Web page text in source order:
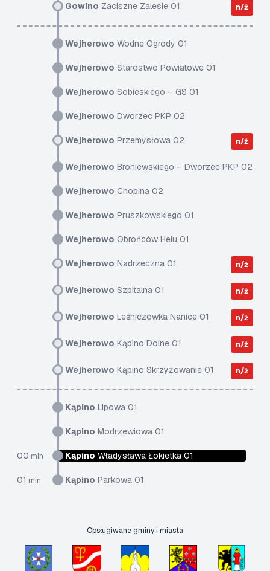
Gowino Zaciszne Zalesie 01 n/ż
Wejherowo Wodne Ogrody 01
Wejherowo Starostwo Powiatowe 01
Wejherowo Sobieskiego – GS 01
Wejherowo Dworzec PKP 02
Wejherowo Przemysłowa 02 n/ż
Wejherowo Broniewskiego – Dworzec PKP 02
Wejherowo Chopina 02
Wejherowo Pruszkowskiego 01
Wejherowo Obrońców Helu 01
Wejherowo Nadrzeczna 01 n/ż
Wejherowo Szpitalna 01 n/ż
Wejherowo Leśniczówka Nanice 01 n/ż
Wejherowo Kąpino Dolne 01 n/ż
Wejherowo Kąpino Skrzyżowanie 01 n/ż
Kąpino Lipowa 01
Kąpino Modrzewiowa 01
00 min Kąpino Władysława Łokietka 01
01 min Kąpino Parkowa 01
Obsługiwane gminy i miasta